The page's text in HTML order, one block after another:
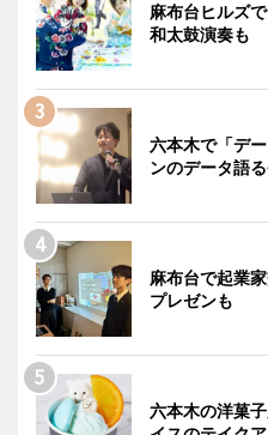
麻布台ヒルズ
和太鼓演奏も
六本木で「デ
ンのデータ語
麻布台で起業
プレゼンも
六本木の洋菓